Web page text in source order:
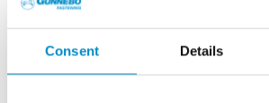
Consent Details